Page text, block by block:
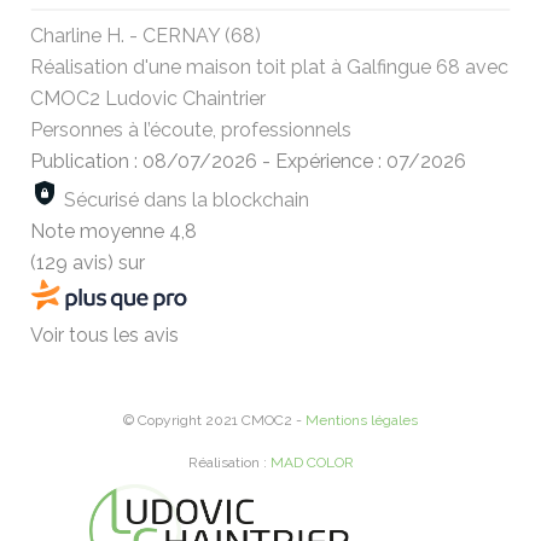
Charline H. - CERNAY (68)
Réalisation d'une maison toit plat à Galfingue 68 avec
CMOC2 Ludovic Chaintrier
Personnes à l’écoute, professionnels
Publication : 08/07/2026 - Expérience : 07/2026
Sécurisé dans la blockchain
Note moyenne 4,8
(129 avis) sur
Voir tous les avis
© Copyright 2021 CMOC2 - Mentions légales
Réalisation : MAD COLOR